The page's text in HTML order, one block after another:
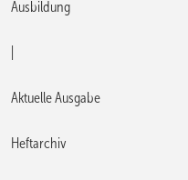
Ausbildung
Aktuelle Ausgabe
Heftarchiv